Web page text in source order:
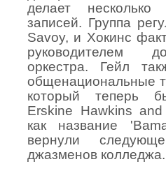
делает
записей. Группа
Savoy, и Хокинс
руководителем
оркестра. Гейл
общенациональные
который теперь
Erskine
Hawkins and
как название '
вернули
джазменов колледжа.